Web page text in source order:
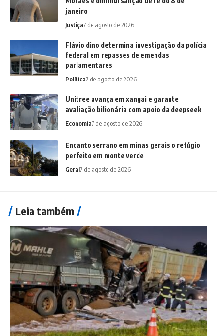
janeiro
Justiça7 de agosto de 2026
Flávio dino determina investigação da polícia
federal em repasses de emendas
parlamentares
Política7 de agosto de 2026
Unitree avança em xangai e garante
avaliação bilionária com apoio da deepseek
Economia7 de agosto de 2026
Encanto serrano em minas gerais o refúgio
perfeito em monte verde
Geral7 de agosto de 2026
Leia também